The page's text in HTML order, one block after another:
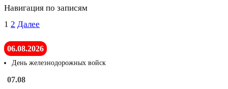
Навигация по записям
1 2 Далее
06.08.2026
День железнодорожных войск
07.08